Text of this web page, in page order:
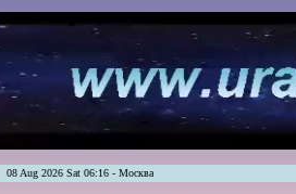
08 Aug 2026 Sat 06:16 - Москва